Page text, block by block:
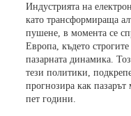
Индустрията на
като трансформираща
пушене, в момента се
Европа, където
пазарната динамика.
тези политики,
прогнозира как
пет години.